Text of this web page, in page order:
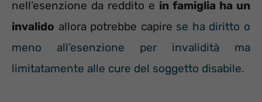
nell’esenzione da reddito e in famiglia ha un
invalido allora potrebbe capire se ha diritto o
meno all’esenzione per invalidità ma
limitatamente alle cure del soggetto disabile.